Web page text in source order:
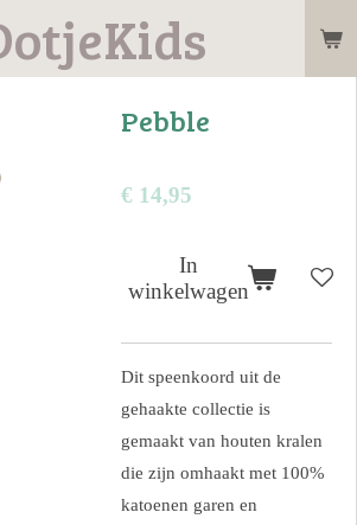
Pebble
€ 14,95
In
winkelwagen
Dit speenkoord uit de
gehaakte collectie is
gemaakt van houten kralen
die zijn omhaakt met 100%
katoenen garen en